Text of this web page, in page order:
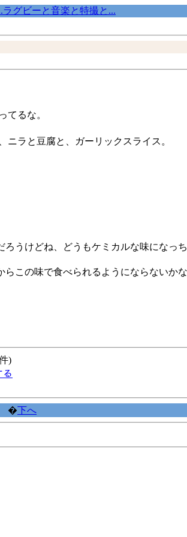
グビーと音楽と特撮と...
てるな。
ラと豆腐と、ガーリックスライス。
うけどね、どうもケミカルな味になっ
この味で食べられるようにならないか
)
る
�下へ